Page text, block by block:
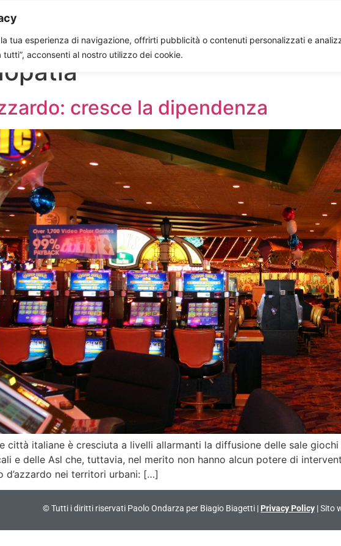
tua esperienza di navigazione, offrirti pubblicità o contenuti personalizzati e
acconsenti al nostro utilizzo dei cookie.
cresce la dipendenza
città italiane è cresciuta a livelli allarmanti la diffusione delle sale
e delle Asl che, tuttavia, nel merito non hanno alcun potere di
d’azzardo nei territori urbani: […]
© Tutti i diritti riservati Paolo Ondarza per Biagio Biagetti | Privacy Policy | Sito